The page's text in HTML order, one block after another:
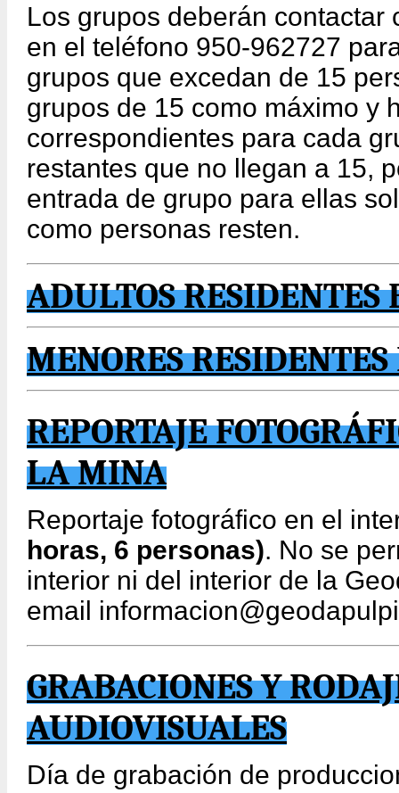
Los grupos deberán
en el teléfono 950-962727
grupos que excedan de 15
grupos de 15 como máximo y
correspondientes para cada
restantes que no llegan a 15,
entrada de grupo para ellas
como personas resten.
ADULTOS RESIDENTES
MENORES
REPORTAJE
LA MINA
Reportaje fotográfico en el
horas, 6 personas). No se
interior ni del interior de la
email
GRABACIONES Y
AUDIOVISUALES
Día de grabación de